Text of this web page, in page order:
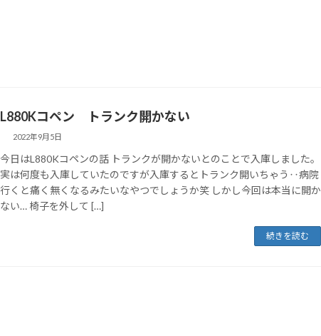
L880Kコペン トランク開かない
2022年9月5日
今日はL880Kコペンの話 トランクが開かないとのことで入庫しました。
実は何度も入庫していたのですが入庫するとトランク開いちゃう‥病院
行くと痛く無くなるみたいなやつでしょうか笑 しかし今回は本当に開か
ない… 椅子を外して […]
続きを読む